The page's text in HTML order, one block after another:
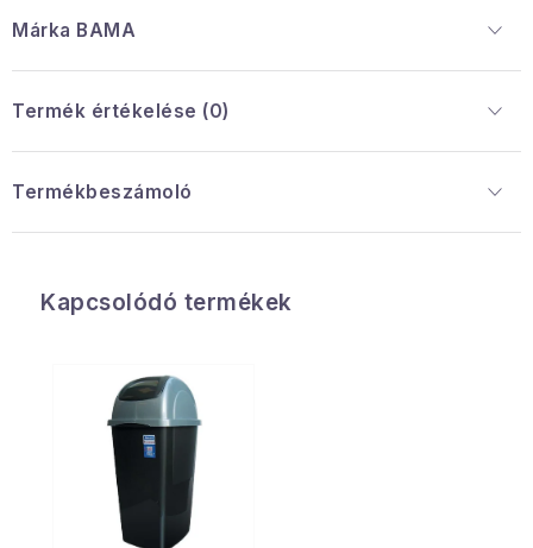
Márka BAMA
Termék értékelése (0)
Termékbeszámoló
Kapcsolódó termékek